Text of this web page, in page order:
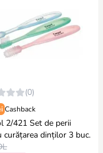
(0)
Cashback
2/421 Set de perii
curățarea dinților 3 buc.